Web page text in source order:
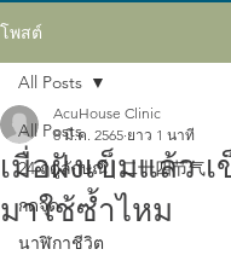
โพสต์
All Posts
24 ฤดูลักษณ์ | 二十四节气
กดจุด
นาฬิกาชีวิต
All Posts
เมื่อฝังเข็มแล้ว
มาใช้ซ้ำไหม
AcuHouse Clinic
8 มี.ค. 2565 ยาว 1 นาที